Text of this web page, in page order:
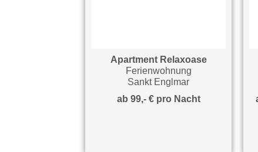
Apartment Relaxoase
Ferienwohnung
Sankt Englmar
ab 99,- € pro Nacht
ab